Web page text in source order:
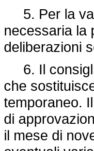
5. Per la
necessaria la
deliberazioni
6. Il
che
temporaneo.
di
il mese di